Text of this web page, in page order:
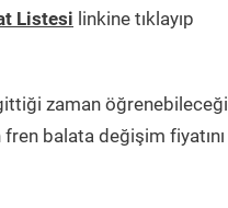
Listesi linkine tıklayıp
zaman öğrenebileceği
balata değişim fiyatını